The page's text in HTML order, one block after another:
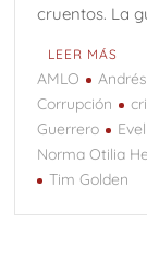
cruentos. La
LEER MÁS
AMLO
Corrupción
Guerrero
Norma Otilia
Tim Golden